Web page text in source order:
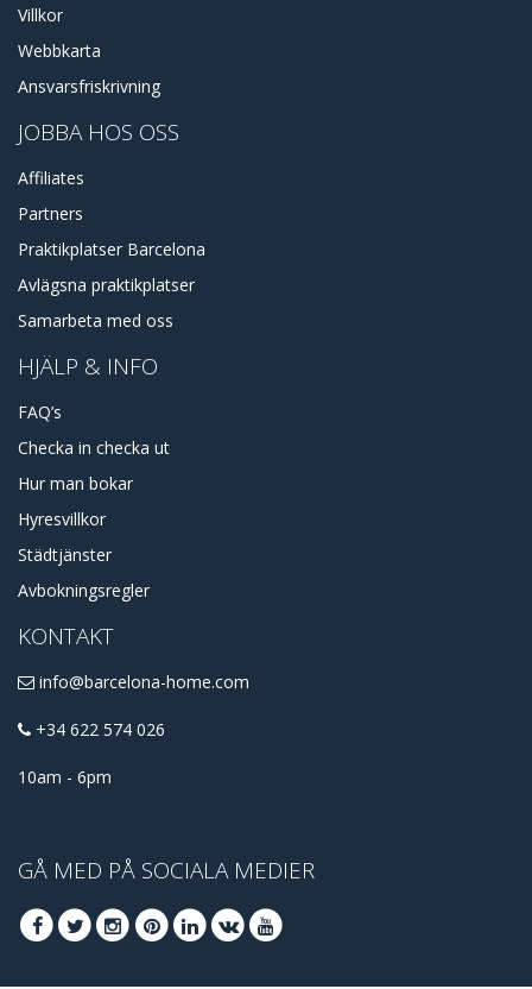
Villkor
Webbkarta
Ansvarsfriskrivning
JOBBA HOS OSS
Affiliates
Partners
Praktikplatser Barcelona
Avlägsna praktikplatser
Samarbeta med oss
HJÄLP & INFO
FAQ’s
Checka in checka ut
Hur man bokar
Hyresvillkor
Städtjänster
Avbokningsregler
KONTAKT
info@barcelona-home.com
+34 622 574 026
10am - 6pm
GÅ MED PÅ SOCIALA MEDIER